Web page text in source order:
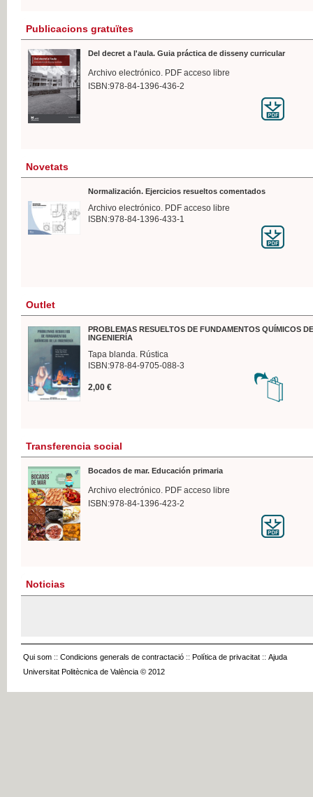
Publicacions gratuïtes
Del decret a l'aula. Guia práctica de disseny curricular
Archivo electrónico. PDF acceso libre
ISBN:978-84-1396-436-2
Novetats
Normalización. Ejercicios resueltos comentados
Archivo electrónico. PDF acceso libre
ISBN:978-84-1396-433-1
Outlet
PROBLEMAS RESUELTOS DE FUNDAMENTOS QUÍMICOS
INGENIERÍA
Tapa blanda. Rústica
ISBN:978-84-9705-088-3
2,00 €
Transferencia social
Bocados de mar. Educación primaria
Archivo electrónico. PDF acceso libre
ISBN:978-84-1396-423-2
Noticias
Qui som :: Condicions generals de contractació :: Política de privacitat :: Ajuda
Universitat Politècnica de València © 2012